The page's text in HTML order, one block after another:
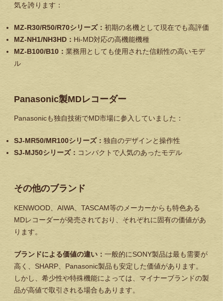
気を誇ります：
MZ-R30/R50/R70シリーズ： 初期の名機として現在でも高評価
MZ-NH1/NH3HD： Hi-MD対応の高機能機種
MZ-B100/B10： 業務用としても使用された信頼性の高いモデ
ル
Panasonic製MDレコーダー
Panasonicも独自技術でMD市場に参入していました：
SJ-MR50/MR100シリーズ： 独自のデザインと操作性
SJ-MJ50シリーズ： コンパクトで人気のあったモデル
その他のブランド
KENWOOD、AIWA、TASCAM等のメーカーからも特色ある
MDレコーダーが発売されており、それぞれに固有の価値があ
ります。
ブランドによる価値の違い： 一般的にSONY製品は最も需要が
高く、SHARP、Panasonic製品も安定した価値があります。
しかし、希少性や特殊機能によっては、マイナーブランドの製
品が高値で取引される場合もあります。